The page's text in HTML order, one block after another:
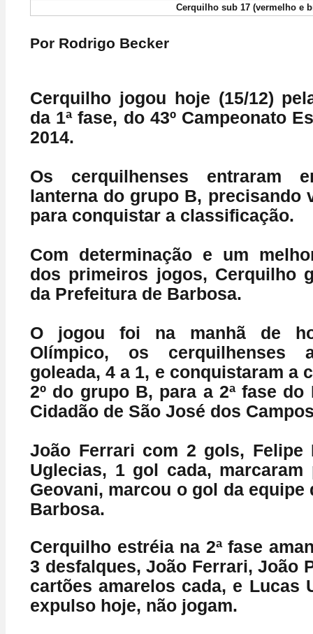
Cerquilho sub 17 (vermelho e
Por Rodrigo Becker
Cerquilho jogou hoje (15/12)
da 1ª fase, do 43º Campeonato
2014.
Os cerquilhenses entraram
lanterna do grupo B, precisando
para conquistar a classificação.
Com determinação e um
dos primeiros jogos, Cerquilho
da Prefeitura de Barbosa.
O jogou foi na manhã de
Olímpico, os cerquilhenses
goleada, 4 a 1, e conquistaram a
2º do grupo B, para a 2ª fase do
Cidadão de São José dos
João Ferrari com 2 gols, Felipe
Uglecias, 1 gol cada, marcaram
Geovani, marcou o gol da equipe
Barbosa.
Cerquilho estréia na 2ª fase
3 desfalques, João Ferrari, João
cartões amarelos cada, e Lucas
expulso hoje, não jogam.